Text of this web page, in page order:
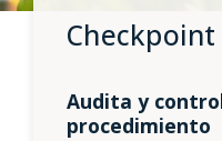
Checkpoint
Audita y
procedimiento